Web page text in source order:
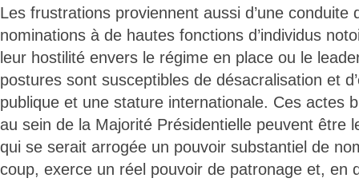
Les frustrations proviennent aussi d’une conduite
nominations à de hautes fonctions d’individus
leur hostilité envers le régime en place ou le
postures sont susceptibles de désacralisation et
publique et une stature internationale. Ces actes
au sein de la Majorité Présidentielle peuvent être
qui se serait arrogée un pouvoir substantiel de
coup, exerce un réel pouvoir de patronage et, en